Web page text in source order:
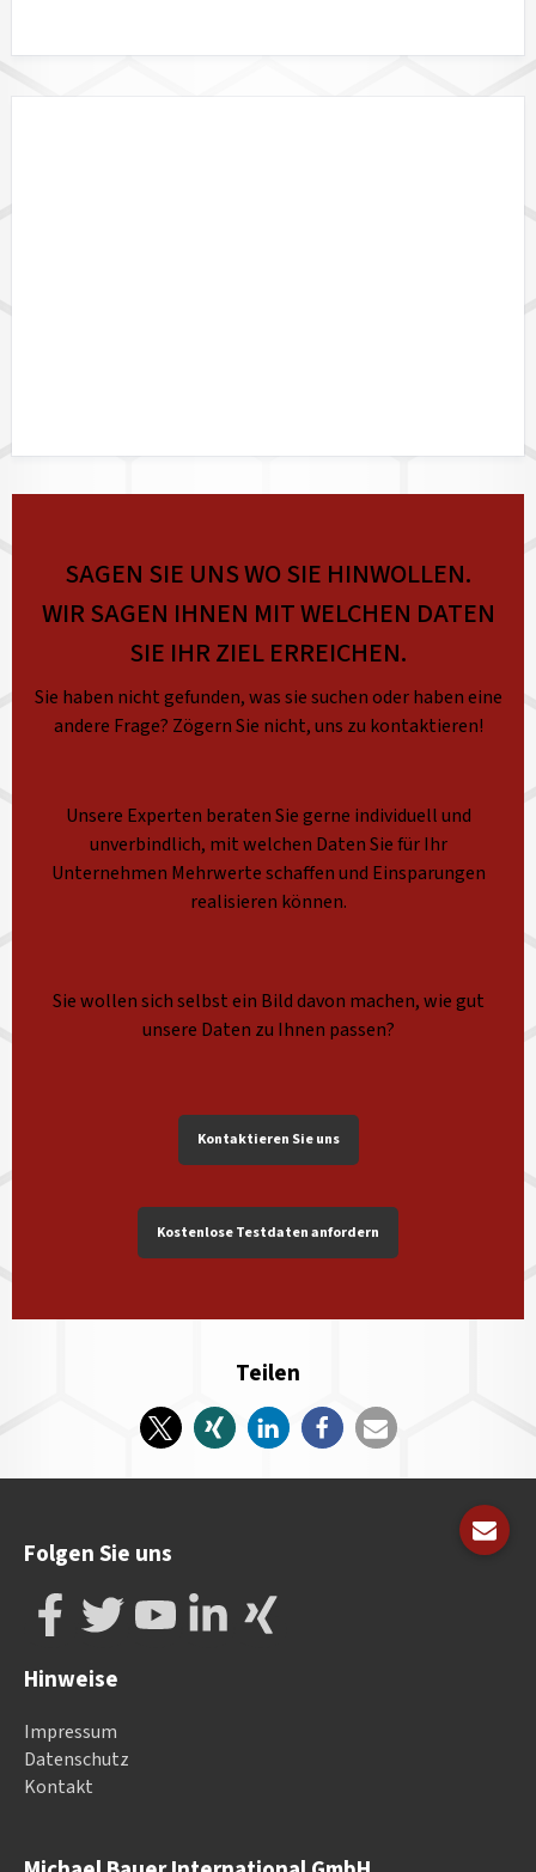
SAGEN SIE UNS WO SIE HINWOLLEN.
WIR SAGEN IHNEN MIT WELCHEN DATEN
SIE IHR ZIEL ERREICHEN.
Sie haben nicht gefunden, was sie suchen oder haben eine
andere Frage? Zögern Sie nicht, uns zu kontaktieren!
Unsere Experten beraten Sie gerne individuell und
unverbindlich, mit welchen Daten Sie für Ihr
Unternehmen Mehrwerte schaffen und Einsparungen
realisieren können.
Sie wollen sich selbst ein Bild davon machen, wie gut
unsere Daten zu Ihnen passen?
Kontaktieren Sie uns
Kostenlose Testdaten anfordern
Teilen
Folgen Sie uns
Hinweise
Impressum
Datenschutz
Kontakt